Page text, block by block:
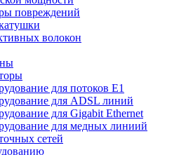
повреждений
волокон
для потоков Е1
для ADSL линий
для Gigabit Ethernet
для медных линиий
сетей